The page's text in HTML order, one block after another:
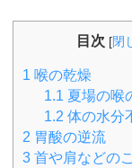
目次 [閉
1 喉の乾燥
1.1夏場の喉
1.2 体の水分
2 胃酸の逆流
3 首や肩などの